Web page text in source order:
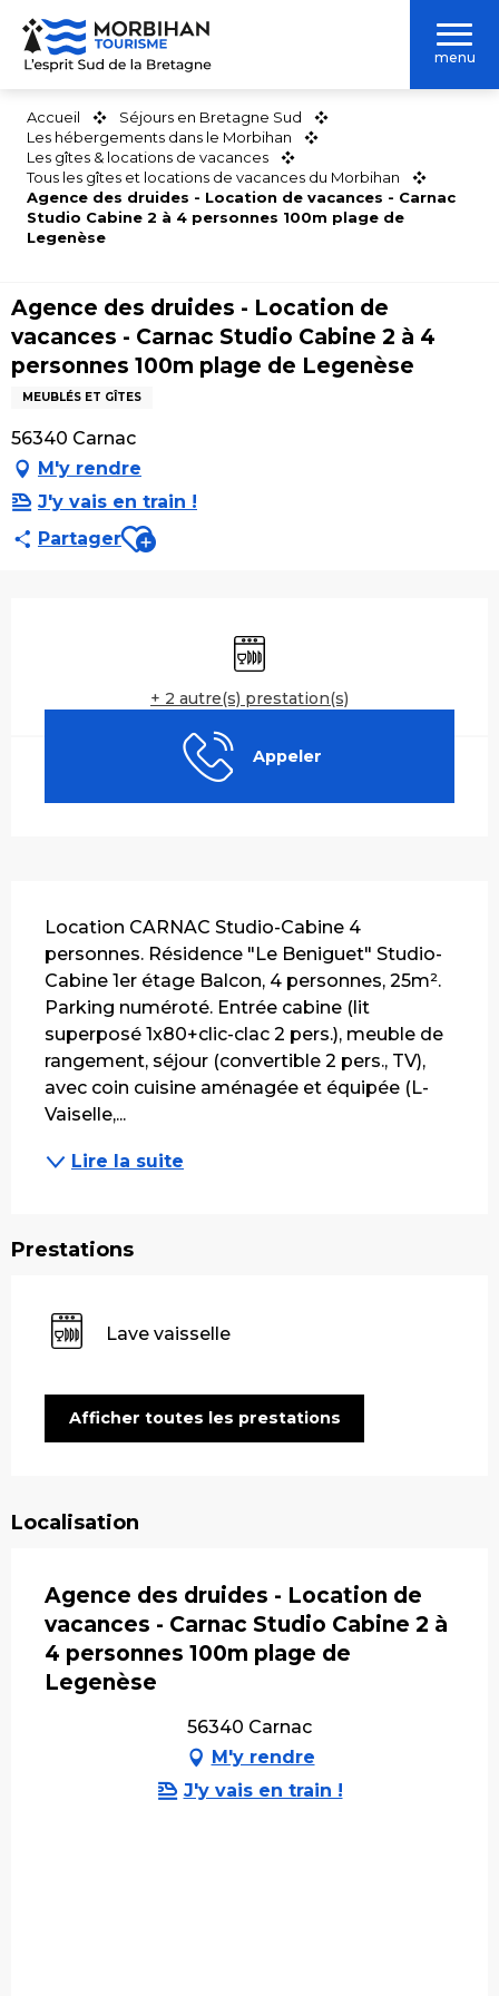
Aller
contenu
menu
Accueil
Séjours en Bretagne Sud
Les hébergements dans le Morbihan
Les gîtes & locations de vacances
Tous les gîtes et locations de vacances du Morbihan
Agence des druides - Location de vacances - Carnac
Studio Cabine 2 à 4 personnes 100m plage de
Legenèse
Agence des druides - Location de
vacances - Carnac Studio Cabine 2 à 4
personnes 100m plage de Legenèse
MEUBLÉS ET GÎTES
56340 Carnac
M'y rendre
J'y vais en train !
PartagerAjouter aux favoris
Lave vaisselle
+ 2 autre(s) prestation(s)
Appeler
Location CARNAC Studio-Cabine 4
personnes. Résidence "Le Beniguet" Studio-
Cabine 1er étage Balcon, 4 personnes, 25m².
Parking numéroté. Entrée cabine (lit
superposé 1x80+clic-clac 2 pers.), meuble de
rangement, séjour (convertible 2 pers., TV),
avec coin cuisine aménagée et équipée (L-
Vaiselle,...
Lire la suite
Prestations
Lave vaisselle
Afficher toutes les prestations
Localisation
Agence des druides - Location de
vacances - Carnac Studio Cabine 2 à
4 personnes 100m plage de
Legenèse
56340 Carnac
M'y rendre
J'y vais en train !